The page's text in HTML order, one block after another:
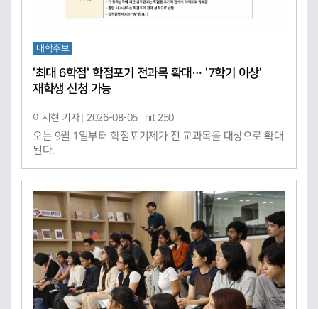
대학주보
'최대 6학점' 학점포기 전과목 확대… '7학기 이상'
재학생 신청 가능
이서현 기자 2026-08-05
hit 250
오는 9월 1일부터 학점포기제가 전 교과목을 대상으로 확대
된다.